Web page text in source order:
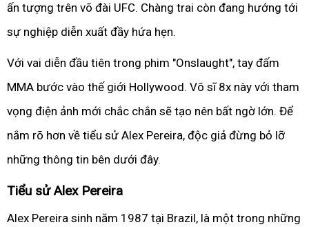
ấn tượng trên võ đài UFC. Chàng trai còn đang hướng tới
sự nghiệp diễn xuất đầy hứa hẹn.
Với vai diễn đầu tiên trong phim "Onslaught", tay đấm
MMA bước vào thế giới Hollywood. Võ sĩ 8x này với tham
vọng điện ảnh mới chắc chắn sẽ tạo nên bất ngờ lớn. Để
nắm rõ hơn về tiểu sử Alex Pereira, độc giả đừng bỏ lỡ
những thông tin bên dưới đây.
Tiểu sử Alex Pereira
Alex Pereira sinh năm 1987 tại Brazil, là một trong những